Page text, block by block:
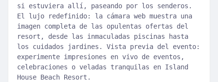
si estuviera allí, paseando por los senderos.
El lujo redefinido: la cámara web muestra una
imagen completa de las opulentas ofertas del
resort, desde las inmaculadas piscinas hasta
los cuidados jardines. Vista previa del evento:
experimente impresiones en vivo de eventos,
celebraciones o veladas tranquilas en Island
House Beach Resort.